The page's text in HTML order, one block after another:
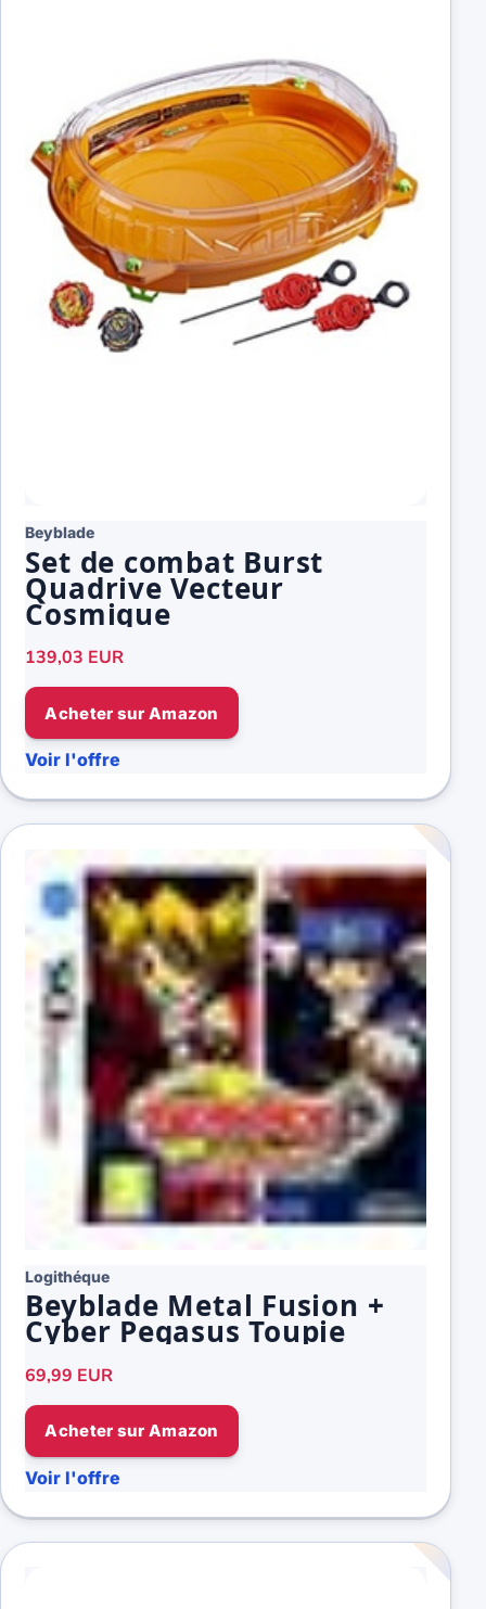
Beyblade
Set de combat Burst
Quadrive Vecteur
Cosmique
139,03 EUR
Acheter sur Amazon
Voir l'offre
Logithéque
Beyblade Metal Fusion +
Cyber Pegasus Toupie
69,99 EUR
Acheter sur Amazon
Voir l'offre